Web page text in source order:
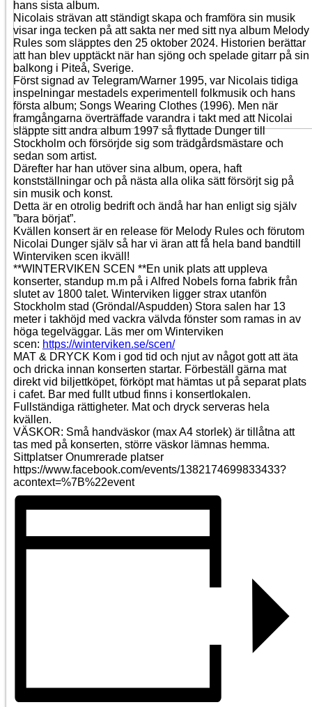
hans sista album.
Nicolais strävan att ständigt skapa och framföra sin musik
visar inga tecken på att sakta ner med sitt nya album Melody
Rules som släpptes den 25 oktober 2024. Historien berättar
att han blev upptäckt när han sjöng och spelade gitarr på sin
balkong i Piteå, Sverige.
Först signad av Telegram/Warner 1995, var Nicolais tidiga
inspelningar mestadels experimentell folkmusik och hans
första album; Songs Wearing Clothes (1996). Men när
framgångarna överträffade varandra i takt med att Nicolai
släppte sitt andra album 1997 så flyttade Dunger till
Stockholm och försörjde sig som trädgårdsmästare och
sedan som artist.
Därefter har han utöver sina album, opera, haft
konstställningar och på nästa alla olika sätt försörjt sig på
sin musik och konst.
Detta är en otrolig bedrift och ändå har han enligt sig själv
”bara börjat”.
Kvällen konsert är en release för Melody Rules och förutom
Nicolai Dunger själv så har vi äran att få hela band bandtill
Winterviken scen ikväll!
**WINTERVIKEN SCEN **En unik plats att uppleva
konserter, standup m.m på i Alfred Nobels forna fabrik från
slutet av 1800 talet. Winterviken ligger strax utanfön
Stockholm stad (Gröndal/Aspudden) Stora salen har 13
meter i takhöjd med vackra välvda fönster som ramas in av
höga tegelväggar. Läs mer om Winterviken
scen: https://winterviken.se/scen/
MAT & DRYCK Kom i god tid och njut av något gott att äta
och dricka innan konserten startar. Förbeställ gärna mat
direkt vid biljettköpet, förköpt mat hämtas ut på separat plats
i cafet. Bar med fullt utbud finns i konsertlokalen.
Fullständiga rättigheter. Mat och dryck serveras hela
kvällen.
VÄSKOR: Små handväskor (max A4 storlek) är tillåtna att
tas med på konserten, större väskor lämnas hemma.
Sittplatser Onumrerade platser
https://www.facebook.com/events/1382174699833433?
acontext=%7B%22event